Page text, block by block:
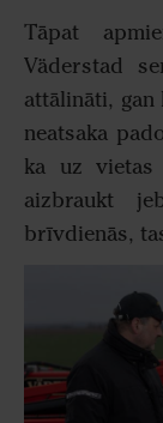
Tāpat
Väderstad
attālināti,
neatsaka
ka uz
aizbraukt
brīvdienās,